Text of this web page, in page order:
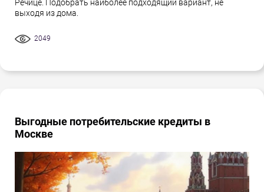
Речице. Подобрать наиболее подходящий вариант, не
выходя из дома.
2049
Выгодные потребительские кредиты в
Москве